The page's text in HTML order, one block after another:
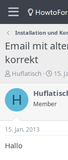
Installation und
Email mit
korrekt
E
s
e
e
r
Huflatisch
E
s
e
15.
H Member
15. Jan. 2013
Hallo